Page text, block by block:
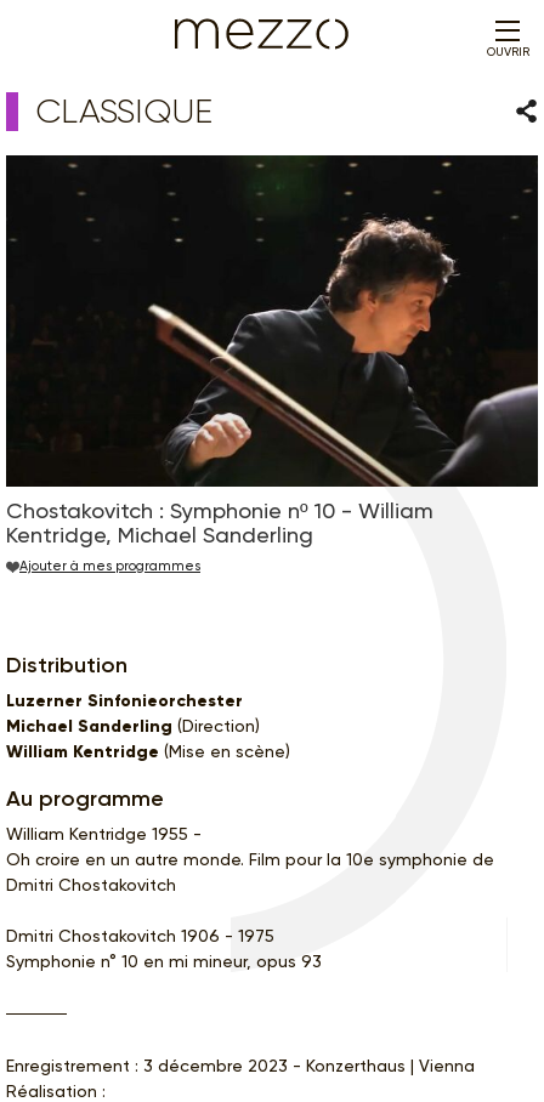
OUVRIR
CLASSIQUE
Chostakovitch : Symphonie nº 10 - William
Kentridge, Michael Sanderling
Ajouter à mes programmes
Distribution
Luzerner Sinfonieorchester
Michael Sanderling (Direction)
William Kentridge (Mise en scène)
Au programme
William Kentridge 1955 -
Oh croire en un autre monde. Film pour la 10e symphonie de
Dmitri Chostakovitch
Dmitri Chostakovitch 1906 - 1975
Symphonie n° 10 en mi mineur, opus 93
Enregistrement : 3 décembre 2023 - Konzerthaus | Vienna
Réalisation :